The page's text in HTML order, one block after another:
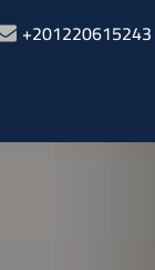
201220615243+